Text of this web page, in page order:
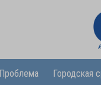
Проблема Городская